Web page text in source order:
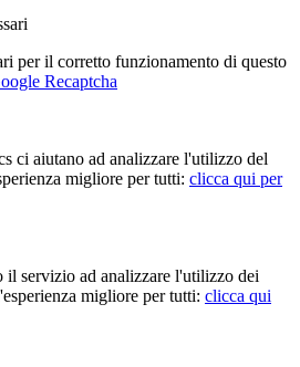
per il corretto funzionamento di questo
Recaptcha
ci aiutano ad analizzare l'utilizzo del
migliore per tutti: clicca qui per
il servizio ad analizzare l'utilizzo dei
migliore per tutti: clicca qui